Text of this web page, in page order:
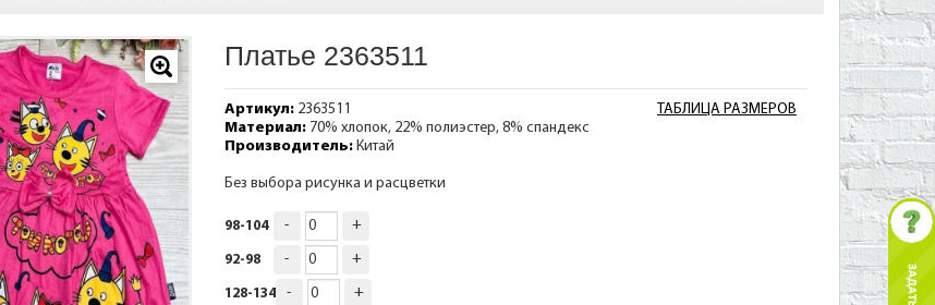
Платье 2363511
ТАБЛИЦА РАЗМЕРОВ
Артикул:2363511
Материал:70% хлопок, 22% полиэстер, 8% спандекс
Производитель:Китай
Без выбора рисунка и расцветки
98-104 - +
92-98 - +
128-134 - +